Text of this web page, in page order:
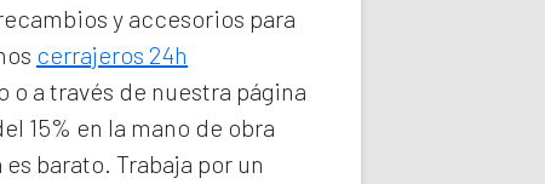
y accesorios para
cerrajeros 24h
a través de nuestra página
15% en la mano de obra
es barato. Trabaja por un